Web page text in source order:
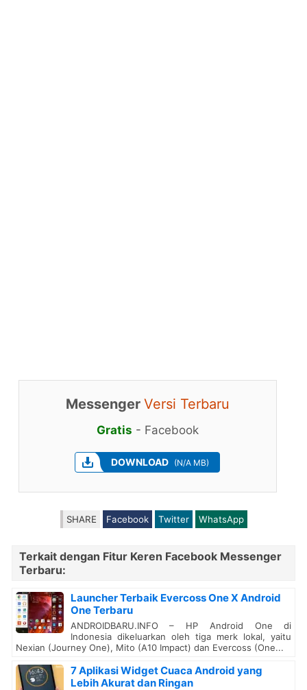
Messenger Versi Terbaru
Gratis - Facebook
DOWNLOAD (N/A MB)
SHARE Facebook Twitter WhatsApp
Terkait dengan Fitur Keren Facebook Messenger
Terbaru:
Launcher Terbaik Evercoss One X Android
One Terbaru
ANDROIDBARU.INFO – HP Android One di
Indonesia dikeluarkan oleh tiga merk lokal, yaitu
Nexian (Journey One), Mito (A10 Impact) dan Evercoss (One...
7 Aplikasi Widget Cuaca Android yang
Lebih Akurat dan Ringan